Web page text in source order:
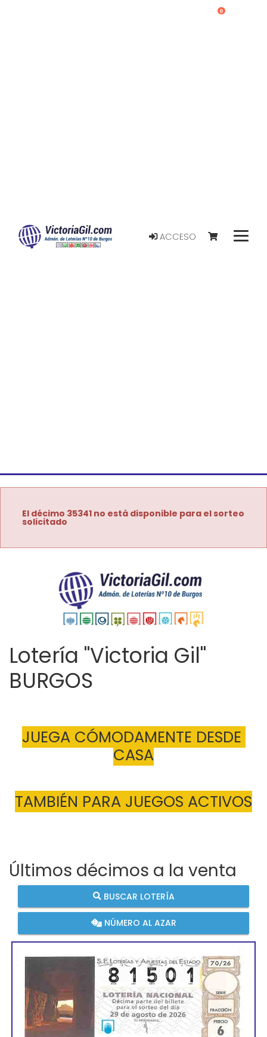
ACCESO
0
El décimo 35341 no está disponible para el sorteo
solicitado
Lotería "Victoria Gil"
BURGOS
JUEGA CÓMODAMENTE DESDE
CASA
TAMBIÉN PARA JUEGOS ACTIVOS
Últimos décimos a la venta
BUSCAR LOTERÍA
NÚMERO AL AZAR